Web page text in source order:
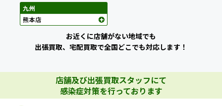
お近くに店舗がない地域でも
出張買取、宅配買取で全国どこでも対応します！
店舗及び出張買取スタッフにて
感染症対策を行っております